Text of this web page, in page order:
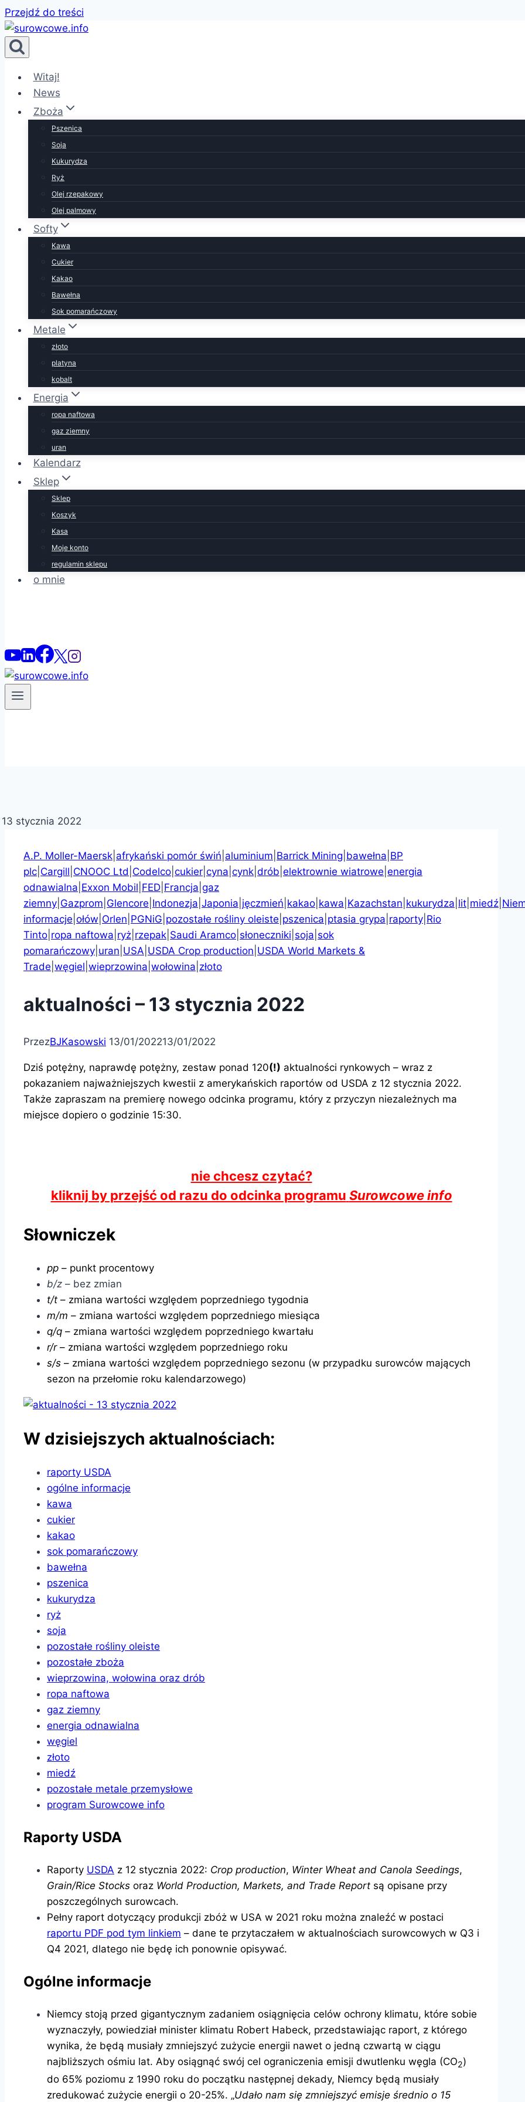
Przejdź do treści
Witaj!
News
Zboża
Pszenica
Soja
Kukurydza
Ryż
Olej rzepakowy
Olej palmowy
Softy
Kawa
Cukier
Kakao
Bawełna
Sok pomarańczowy
Metale
złoto
platyna
kobalt
Energia
ropa naftowa
gaz ziemny
uran
Kalendarz
Sklep
Sklep
Koszyk
Kasa
Moje konto
regulamin sklepu
o mnie
A.P. Moller-Maersk afrykański pomór świń aluminium Barrick Mining bawełna BP
plc Cargill CNOOC Ltd Codelco cukier cyna cynk drób elektrownie wiatrowe energia
odnawialna Exxon Mobil FED Francja gaz
ziemny Gazprom Glencore Indonezja Japonia jęczmień kakao kawa Kazachstan kukurydza lit miedź
informacje ołów Orlen PGNiG pozostałe rośliny oleiste pszenica ptasia grypa raporty Rio
Tinto ropa naftowa ryż rzepak Saudi Aramco słoneczniki soja sok
pomarańczowy uran USA USDA Crop production USDA World Markets &
Trade węgiel wieprzowina wołowina złoto
aktualności – 13 stycznia 2022
PrzezBJKasowski 13/01/202213/01/2022
Dziś potężny, naprawdę potężny, zestaw ponad 120(!) aktualności rynkowych – wraz z
pokazaniem najważniejszych kwestii z amerykańskich raportów od USDA z 12 stycznia 2022.
Także zapraszam na premierę nowego odcinka programu, który z przyczyn niezależnych ma
miejsce dopiero o godzinie 15:30.
nie chcesz czytać?
kliknij by przejść od razu do odcinka programu Surowcowe info
Słowniczek
pp – punkt procentowy
b/z – bez zmian
t/t – zmiana wartości względem poprzedniego tygodnia
m/m – zmiana wartości względem poprzedniego miesiąca
q/q – zmiana wartości względem poprzedniego kwartału
r/r– zmiana wartości względem poprzedniego roku
s/s – zmiana wartości względem poprzedniego sezonu (w przypadku surowców mających
sezon na przełomie roku kalendarzowego)
W dzisiejszych aktualnościach:
raporty USDA
ogólne informacje
kawa
cukier
kakao
sok pomarańczowy
bawełna
pszenica
kukurydza
ryż
soja
pozostałe rośliny oleiste
pozostałe zboża
wieprzowina, wołowina oraz drób
ropa naftowa
gaz ziemny
energia odnawialna
węgiel
złoto
miedź
pozostałe metale przemysłowe
program Surowcowe info
Raporty USDA
Raporty USDA z 12 stycznia 2022: Crop production, Winter Wheat and Canola Seedings,
Grain/Rice Stocks oraz World Production, Markets, and Trade Report są opisane przy
poszczególnych surowcach.
Pełny raport dotyczący produkcji zbóż w USA w 2021 roku można znaleźć w postaci
raportu PDF pod tym linkiem – dane te przytaczałem w aktualnościach surowcowych w Q3 i
Q4 2021, dlatego nie będę ich ponownie opisywać.
Ogólne informacje
Niemcy stoją przed gigantycznym zadaniem osiągnięcia celów ochrony klimatu, które sobie
wyznaczyły, powiedział minister klimatu Robert Habeck, przedstawiając raport, z którego
wynika, że ​​będą musiały zmniejszyć zużycie energii nawet o jedną czwartą w ciągu
najbliższych ośmiu lat. Aby osiągnąć swój cel ograniczenia emisji dwutlenku węgla (CO2)
do 65% poziomu z 1990 roku do początku następnej dekady, Niemcy będą musiały
zredukować zużycie energii o 20-25%. „Udało nam się zmniejszyć emisje średnio o 15